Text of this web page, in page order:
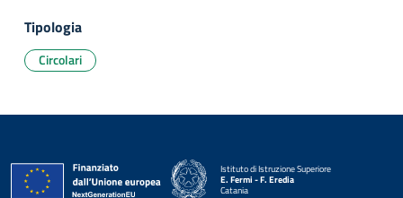
Tipologia
Circolari
Istituto di Istruzione Superiore
E. Fermi - F. Eredia
Catania